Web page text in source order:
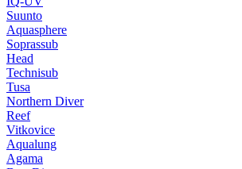
Suunto
Aquasphere
Soprassub
Head
Technisub
Tusa
Northern Diver
Reef
Vitkovice
Aqualung
Agama